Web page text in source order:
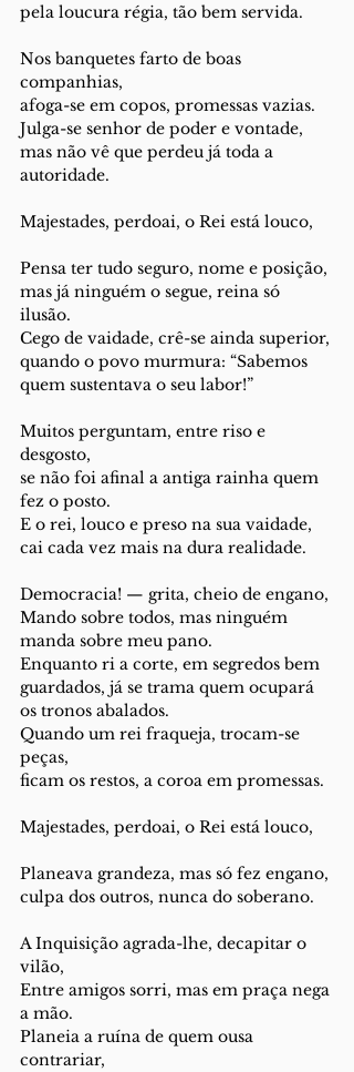
pela loucura régia, tão bem servida.
Nos banquetes farto de boas
companhias,
afoga-se em copos, promessas vazias.
Julga-se senhor de poder e vontade,
mas não vê que perdeu já toda a
autoridade.
Majestades, perdoai, o Rei está louco,
Pensa ter tudo seguro, nome e posição,
mas já ninguém o segue, reina só
ilusão.
Cego de vaidade, crê-se ainda superior,
quando o povo murmura: “Sabemos
quem sustentava o seu labor!”
Muitos perguntam, entre riso e
desgosto,
se não foi afinal a antiga rainha quem
fez o posto.
E o rei, louco e preso na sua vaidade,
cai cada vez mais na dura realidade.
Democracia! — grita, cheio de engano,
Mando sobre todos, mas ninguém
manda sobre meu pano.
Enquanto ri a corte, em segredos bem
guardados, já se trama quem ocupará
os tronos abalados.
Quando um rei fraqueja, trocam-se
peças,
ficam os restos, a coroa em promessas.
Majestades, perdoai, o Rei está louco,
Planeava grandeza, mas só fez engano,
culpa dos outros, nunca do soberano.
A Inquisição agrada-lhe, decapitar o
vilão,
Entre amigos sorri, mas em praça nega
a mão.
Planeia a ruína de quem ousa
contrariar,